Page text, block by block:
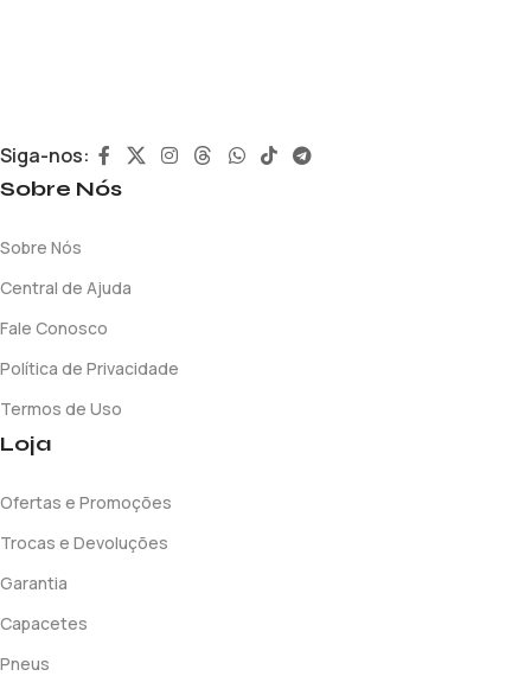
Siga-nos:
Sobre Nós
Sobre Nós
Central de Ajuda
Fale Conosco
Política de Privacidade
Termos de Uso
Loja
Ofertas e Promoções
Trocas e Devoluções
Garantia
Capacetes
Pneus